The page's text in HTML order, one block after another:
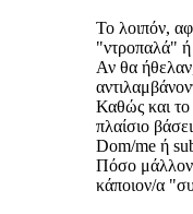
Το λοιπόν,
"ντροπαλά" ή
Αν θα
Καθώς και
πλαίσιο
Dom/me ή
Πόσο μάλλον
κάποιον/α